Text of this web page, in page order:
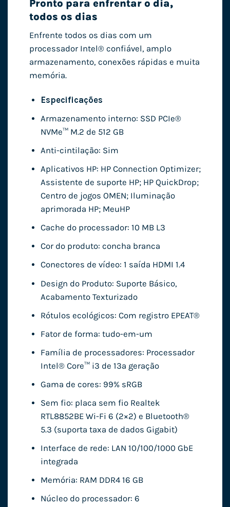
Pronto para enfrentar o dia,
todos os dias
Enfrente todos os dias com um
processador Intel® confiável, amplo
armazenamento, conexões rápidas e muita
memória.
Especificações
Armazenamento interno: SSD PCIe®
NVMe™ M.2 de 512 GB
Anti-cintilação: Sim
Aplicativos HP: HP Connection Optimizer;
Assistente de suporte HP; HP QuickDrop;
Centro de jogos OMEN; Iluminação
aprimorada HP; MeuHP
Cache do processador: 10 MB L3
Cor do produto: concha branca
Conectores de vídeo: 1 saída HDMI 1.4
Design do Produto: Suporte Básico,
Acabamento Texturizado
Rótulos ecológicos: Com registro EPEAT®
Fator de forma: tudo-em-um
Família de processadores: Processador
Intel® Core™ i3 de 13ª geração
Gama de cores: 99% sRGB
Sem fio: placa sem fio Realtek
RTL8852BE Wi-Fi 6 (2×2) e Bluetooth®️
5.3 (suporta taxa de dados Gigabit)
Interface de rede: LAN 10/100/1000 GbE
integrada
Memória: RAM DDR4 16 GB
Núcleo do processador: 6